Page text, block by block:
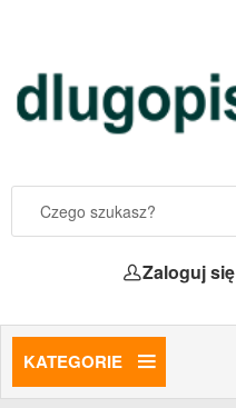
Zaloguj się
KATEGORIE